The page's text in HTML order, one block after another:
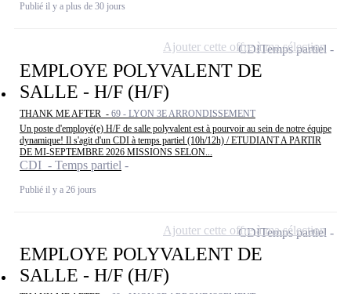
Publié il y a plus de 30 jours
EMPLOYE POLYVALENT DE
SALLE - H/F (H/F)
THANK ME AFTER - 69 - LYON 3E ARRONDISSEMENT
Un poste d'employé(e) H/F de salle polyvalent est à pourvoir au sein de notre équipe
dynamique! Il s'agit d'un CDI à temps partiel (10h/12h) / ETUDIANT A PARTIR
DE MI-SEPTEMBRE 2026 MISSIONS SELON...
CDI - Temps partiel
Publié il y a 26 jours
CDITemps partiel
Ajouter cette offre à ma sélection
EMPLOYE POLYVALENT DE
SALLE - H/F (H/F)
CDITemps partiel
Ajouter cette offre à ma sélection